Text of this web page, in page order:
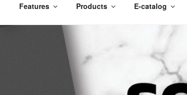
Features Products E-catalog